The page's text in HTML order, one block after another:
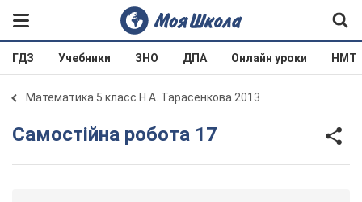
ГДЗ Учебники ЗНО ДПА Онлайн уроки НМТ
Математика 5 класс Н.А. Тарасенкова 2013
Самостійна робота 17